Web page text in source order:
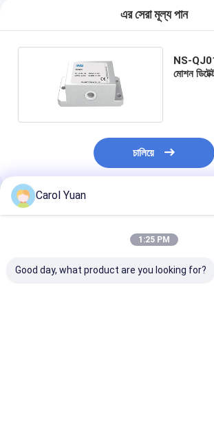
এর সেরা মূল্য পান
NS-
মোশন
চালিয়ে
প্রস্তাবিত পণ্য
Carol Yuan
1:25 PM
Good day, what product are you looking for?